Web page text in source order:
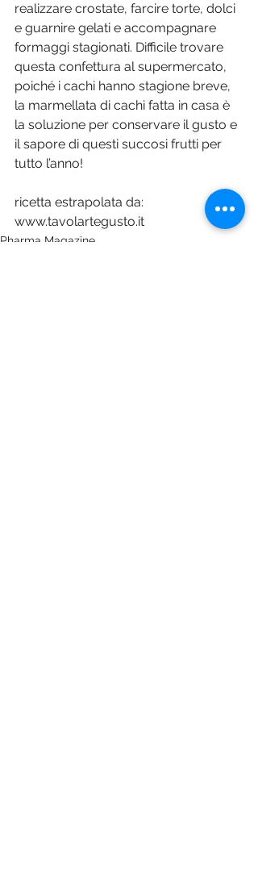
realizzare crostate, farcire torte, dolci
e guarnire gelati e accompagnare
formaggi stagionati. Difficile trovare
questa confettura al supermercato,
poiché i cachi hanno stagione breve,
la marmellata di cachi fatta in casa è
la soluzione per conservare il gusto e
il sapore di questi succosi frutti per
tutto l’anno!
ricetta estrapolata da:
www.tavolartegusto.it
Pharma Magazine